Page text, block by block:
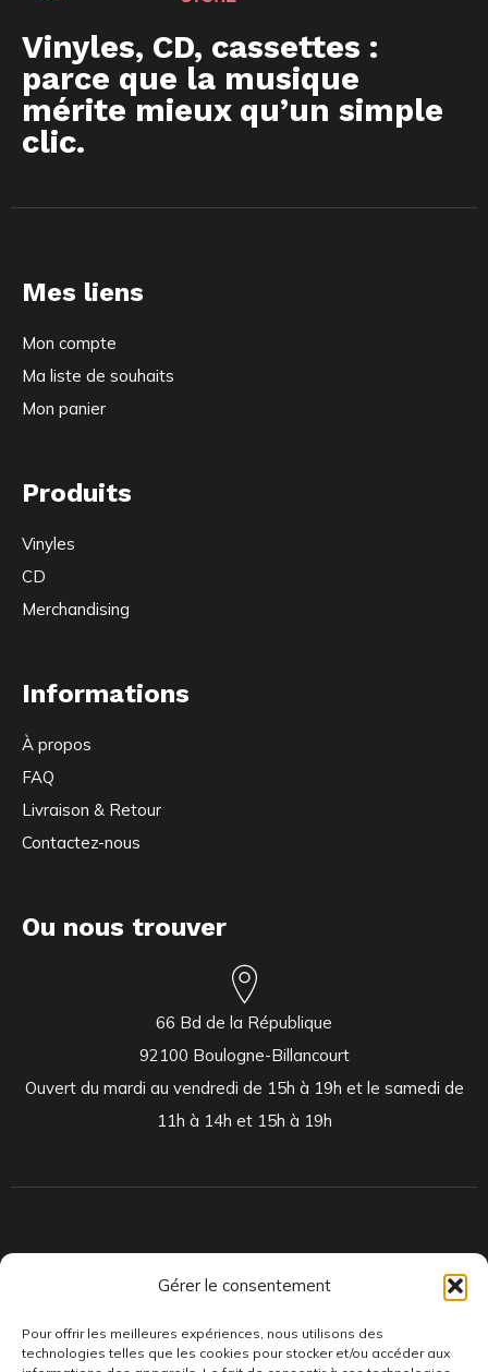
Gérer le consentement
Pour offrir les meilleures expériences, nous utilisons des
technologies telles que les cookies pour stocker et/ou accéder aux
Vinyles, CD, cassettes :
parce que la musique
mérite mieux qu’un simple
clic.
Mes liens
Mon compte
Ma liste de souhaits
Mon panier
Produits
Vinyles
CD
Merchandising
Informations
À propos
FAQ
Livraison & Retour
Contactez-nous
Ou nous trouver
66 Bd de la République
92100 Boulogne-Billancourt
Ouvert du mardi au vendredi de 15h à 19h et le samedi de
11h à 14h et 15h à 19h
toujours des pépites musicales, dont des vinyles rares et exclusifs.